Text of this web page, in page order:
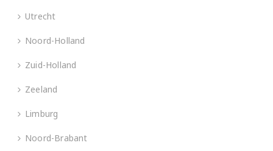
Utrecht
Noord-Holland
Zuid-Holland
Zeeland
Limburg
Noord-Brabant